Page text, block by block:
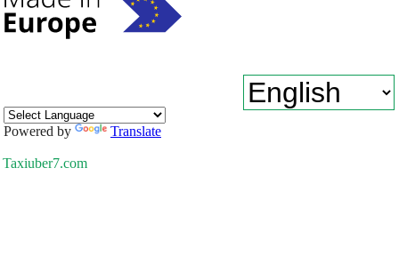
Powered by Translate
Taxiuber7.com